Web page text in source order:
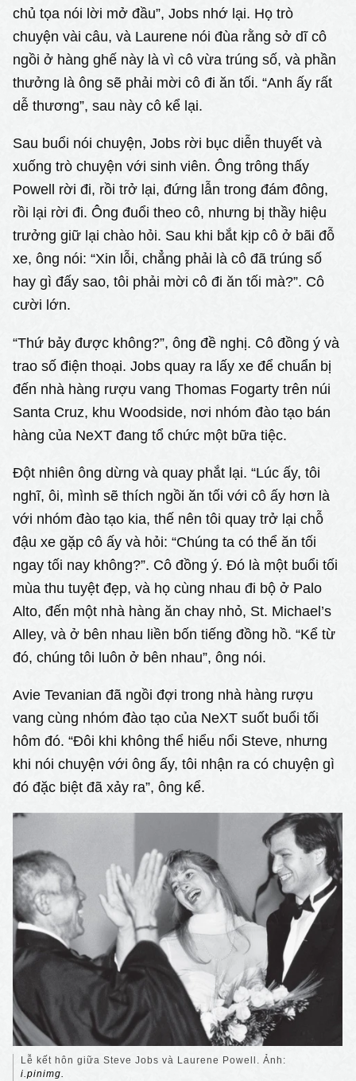
chủ tọa nói lời mở đầu”, Jobs nhớ lại. Họ trò
chuyện vài câu, và Laurene nói đùa rằng sở dĩ cô
ngồi ở hàng ghế này là vì cô vừa trúng số, và phần
thưởng là ông sẽ phải mời cô đi ăn tối. “Anh ấy rất
dễ thương”, sau này cô kể lại.
Sau buổi nói chuyện, Jobs rời bục diễn thuyết và
xuống trò chuyện với sinh viên. Ông trông thấy
Powell rời đi, rồi trở lại, đứng lẫn trong đám đông,
rồi lại rời đi. Ông đuổi theo cô, nhưng bị thầy hiệu
trưởng giữ lại chào hỏi. Sau khi bắt kịp cô ở bãi đỗ
xe, ông nói: “Xin lỗi, chẳng phải là cô đã trúng số
hay gì đấy sao, tôi phải mời cô đi ăn tối mà?”. Cô
cười lớn.
“Thứ bảy được không?”, ông đề nghị. Cô đồng ý và
trao số điện thoại. Jobs quay ra lấy xe để chuẩn bị
đến nhà hàng rượu vang Thomas Fogarty trên núi
Santa Cruz, khu Woodside, nơi nhóm đào tạo bán
hàng của NeXT đang tổ chức một bữa tiệc.
Đột nhiên ông dừng và quay phắt lại. “Lúc ấy, tôi
nghĩ, ôi, mình sẽ thích ngồi ăn tối với cô ấy hơn là
với nhóm đào tạo kia, thế nên tôi quay trở lại chỗ
đậu xe gặp cô ấy và hỏi: “Chúng ta có thể ăn tối
ngay tối nay không?”. Cô đồng ý. Đó là một buổi tối
mùa thu tuyệt đẹp, và họ cùng nhau đi bộ ở Palo
Alto, đến một nhà hàng ăn chay nhỏ, St. Michael’s
Alley, và ở bên nhau liền bốn tiếng đồng hồ. “Kể từ
đó, chúng tôi luôn ở bên nhau”, ông nói.
Avie Tevanian đã ngồi đợi trong nhà hàng rượu
vang cùng nhóm đào tạo của NeXT suốt buổi tối
hôm đó. “Đôi khi không thể hiểu nổi Steve, nhưng
khi nói chuyện với ông ấy, tôi nhận ra có chuyện gì
đó đặc biệt đã xảy ra”, ông kể.
Lễ kết hôn giữa Steve Jobs và Laurene Powell. Ảnh:
i.pinimg.